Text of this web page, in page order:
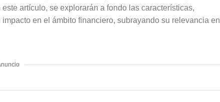
artículo, se explorarán a fondo las características,
en el ámbito financiero, subrayando su relevancia en